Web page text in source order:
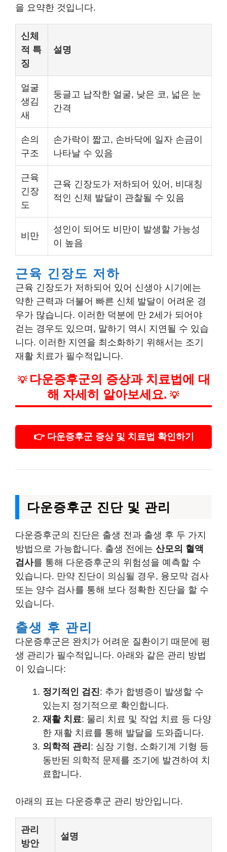
을 요약한 것입니다.
신체
적 특
징
설명
얼굴
생김
새
둥글고 납작한 얼굴, 낮은 코, 넓은 눈
간격
손의
구조
손가락이 짧고, 손바닥에 일자 손금이
나타날 수 있음
근육
긴장
도
근육 긴장도가 저하되어 있어, 비대칭
적인 신체 발달이 관찰될 수 있음
비만
성인이 되어도 비만이 발생할 가능성
이 높음
근육 긴장도 저하
근육 긴장도가 저하되어 있어 신생아 시기에는
약한 근력과 더불어 빠른 신체 발달이 어려운 경
우가 많습니다. 이러한 덕분에 만 2세가 되어야
걷는 경우도 있으며, 말하기 역시 지연될 수 있습
니다. 이러한 지연을 최소화하기 위해서는 조기
재활 치료가 필수적입니다.
💡 다운증후군의 증상과 치료법에 대
해 자세히 알아보세요. 💡
👉 다운증후군 증상 및 치료법 확인하기
다운증후군 진단 및 관리
다운증후군의 진단은 출생 전과 출생 후 두 가지
방법으로 가능합니다. 출생 전에는 산모의 혈액
검사를 통해 다운증후군의 위험성을 예측할 수
있습니다. 만약 진단이 의심될 경우, 융모막 검사
또는 양수 검사를 통해 보다 정확한 진단을 할 수
있습니다.
출생 후 관리
다운증후군은 완치가 어려운 질환이기 때문에 평
생 관리가 필수적입니다. 아래와 같은 관리 방법
이 있습니다:
정기적인 검진: 추가 합병증이 발생할 수
있는지 정기적으로 확인합니다.
재활 치료: 물리 치료 및 작업 치료 등 다양
한 재활 치료를 통해 발달을 도와줍니다.
의학적 관리 : 심장 기형, 소화기계 기형 등
동반된 의학적 문제를 조기에 발견하여 치
료합니다.
아래의 표는 다운증후군 관리 방안입니다.
관리
방안
설명